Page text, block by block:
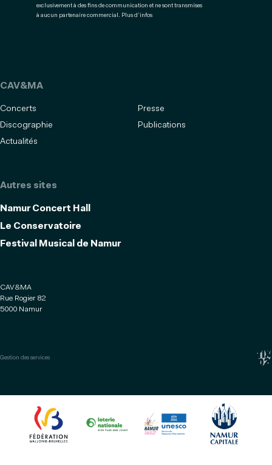
exclusivement à des fins de communication et ne sont transmises
à aucun partenaire commercial. Plus d’infos
Autres sites
Namur Concert Hall
Le Conservatoire
Festival Musical de Namur
CAV&MA
Concerts
Presse
Discographie
Publications
Actualités
CAV&MA
Rue Rogier 82
5000 Namur
Gestion des services